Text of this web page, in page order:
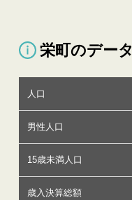
栄町のデータ
人口
男性人口
15歳未満人口
歳入決算総額